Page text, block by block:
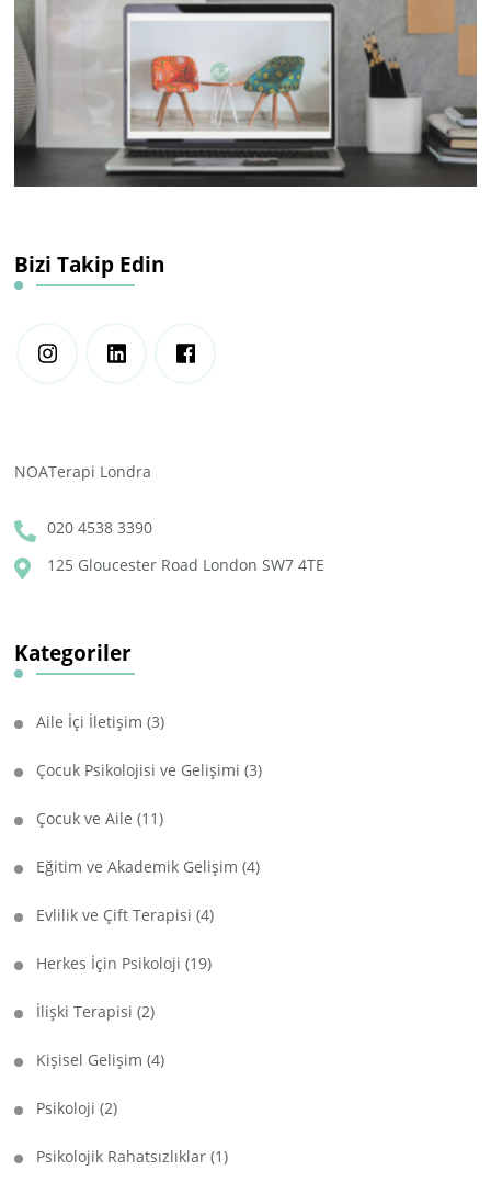
Bizi Takip Edin
NOATerapi Londra
020 4538 3390
125 Gloucester Road London SW7 4TE
Kategoriler
Aile İçi İletişim (3)
Çocuk Psikolojisi ve Gelişimi (3)
Çocuk ve Aile (11)
Eğitim ve Akademik Gelişim (4)
Evlilik ve Çift Terapisi (4)
Herkes İçin Psikoloji (19)
İlişki Terapisi (2)
Kişisel Gelişim (4)
Psikoloji (2)
Psikolojik Rahatsızlıklar (1)